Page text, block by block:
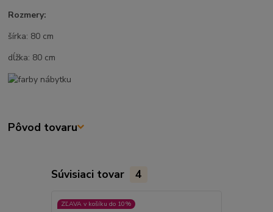
Rozmery:
šírka: 80 cm
dĺžka: 80 cm
Pôvod tovaru
Súvisiaci tovar 4
ZĽAVA v košíku do 10%